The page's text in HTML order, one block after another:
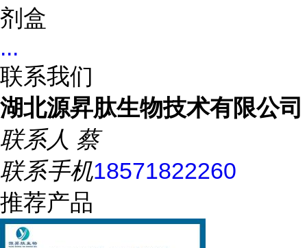
剂盒
...
联系我们
湖北源昇肽生物技术有限公司
联系人 蔡
联系手机18571822260
推荐产品